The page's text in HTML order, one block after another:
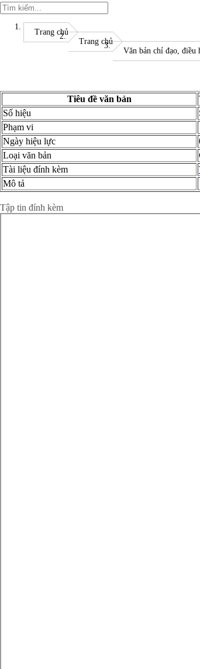
Trang chủ
Trang chủ
Văn bản chỉ đạo, điều
Tiêu đề văn bản
Số hiệu
Phạm vi
Ngày hiệu lực
Loại văn bản
Tài liệu đính kèm
Mô tả
Tập tin đính kèm